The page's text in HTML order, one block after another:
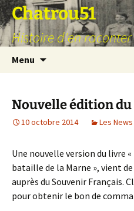
Aller
au
contenu
Chatrou51
Histoire d'en
Menu
Nouvelle édition
10 octobre 2014 Les News
Une nouvelle version du livre
bataille de la Marne », vient
auprès du Souvenir Français.
pour obtenir le bon de